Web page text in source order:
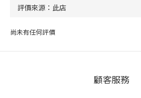
尚未有任何評價
顧客服務